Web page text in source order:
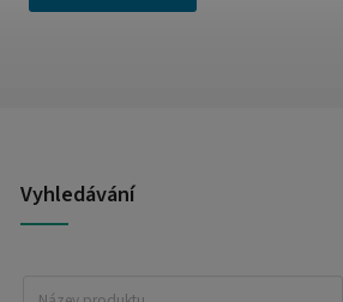
Vyhledávání